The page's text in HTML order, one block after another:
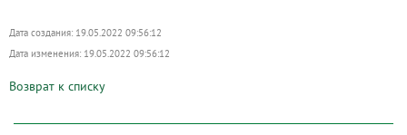
Дата создания: 19.05.2022 09:56:12
Дата изменения: 19.05.2022 09:56:12
Возврат к списку